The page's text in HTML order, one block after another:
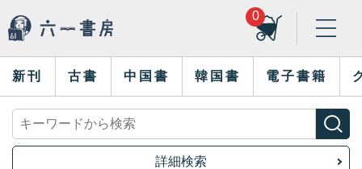
0
新刊 古書 中国書 韓国書 電子書籍
詳細検索